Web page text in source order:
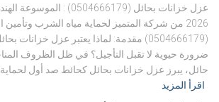
عزل خزانات بحائل (0504666179)
2026 من شركة المتميز لحماية مياه الشرب وتأمين
(0504666179) مقدمة: لماذا يعتبر عزل
ضرورة حيوية لا تقبل التأجيل؟ في ظل الظروف
حائل، يبرز عزل خزانات بحائل كحائط صد أول
اقرأ المزيد